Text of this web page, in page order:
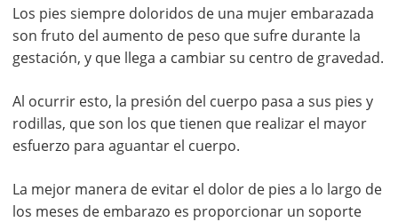
Los pies siempre doloridos de una mujer embarazada
son fruto del aumento de peso que sufre durante la
gestación, y que llega a cambiar su centro de gravedad.
Al ocurrir esto, la presión del cuerpo pasa a sus pies y
rodillas, que son los que tienen que realizar el mayor
esfuerzo para aguantar el cuerpo.
La mejor manera de evitar el dolor de pies a lo largo de
los meses de embarazo es proporcionar un soporte